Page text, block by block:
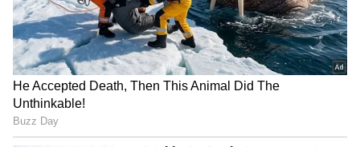
Image Credit :Asianet News
5-8 ಬಾರಿ ಬಳಸ್ಬೋದು
5-8 ಬಾರಿ ಬಳಸ್ಬೋದು
ಮತ್ತೊಬ್ಬ ತಜ್ಞರಾದ ವೆಂಡಿ ಸಾಲಾಡಿಗಾ ಅವರ ಪ್ರಕಾರ, ನೀವು
ಪ್ರತಿ ಬಳಕೆಯ ನಂತರ ಟವೆಲ್ ಅನ್ನು ಯಾವುದೇ